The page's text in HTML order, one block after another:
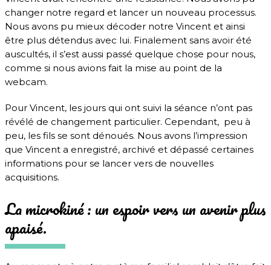
changer notre regard et lancer un nouveau processus.
Nous avons pu mieux décoder notre Vincent et ainsi
être plus détendus avec lui. Finalement sans avoir été
auscultés, il s’est aussi passé quelque chose pour nous,
comme si nous avions fait la mise au point de la
webcam.
Pour Vincent, les jours qui ont suivi la séance n’ont pas
révélé de changement particulier. Cependant, peu à
peu, les fils se sont dénoués. Nous avons l’impression
que Vincent a enregistré, archivé et dépassé certaines
informations pour se lancer vers de nouvelles
acquisitions.
La microkiné : un espoir vers un avenir plus
apaisé.